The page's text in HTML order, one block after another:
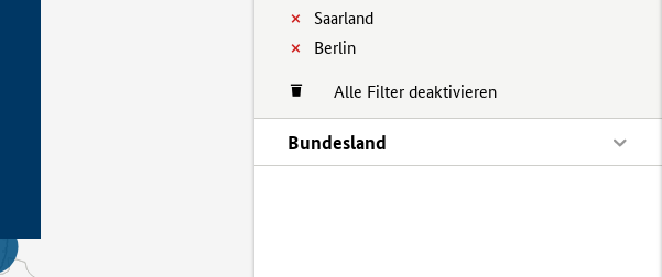
Saarland
Berlin
Alle Filter deaktivieren
Bundesland